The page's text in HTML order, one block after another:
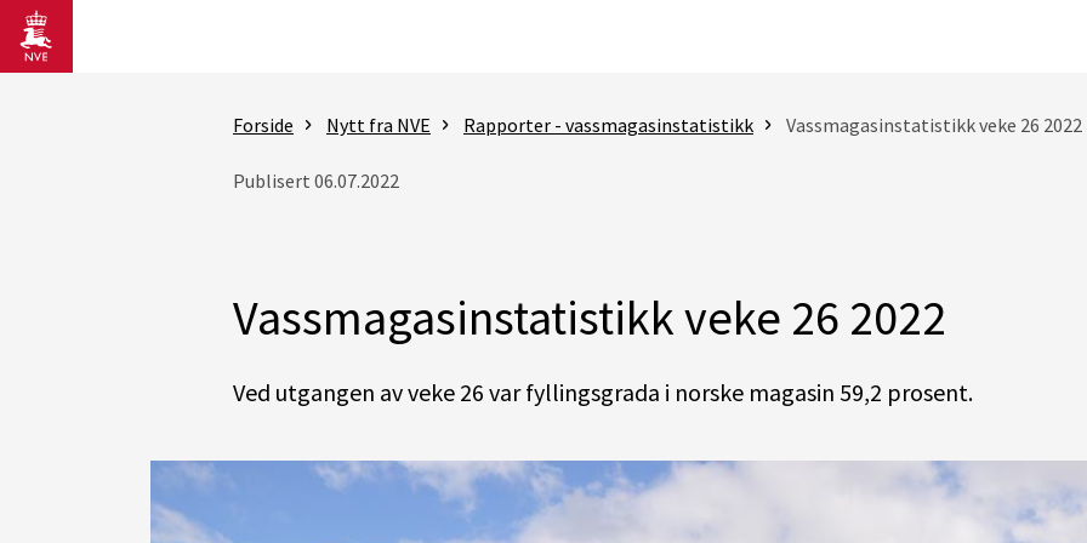
Gå til hovedinnhold
Forside Nytt fra NVE Rapporter - vassmagasinstatistikk Vassmagasinstatistikk veke 26 2022
Publisert 06.07.2022
Vassmagasinstatistikk veke 26 2022
Ved utgangen av veke 26 var fyllingsgrada i norske magasin 59,2 prosent.